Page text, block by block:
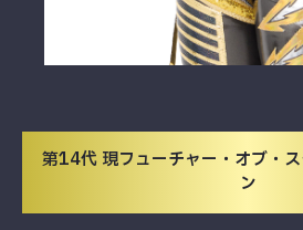
第14代 現フューチャー・オブ・
ン